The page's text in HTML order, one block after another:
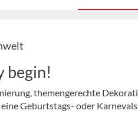
begin!
themengerechte
Geburtstags- oder